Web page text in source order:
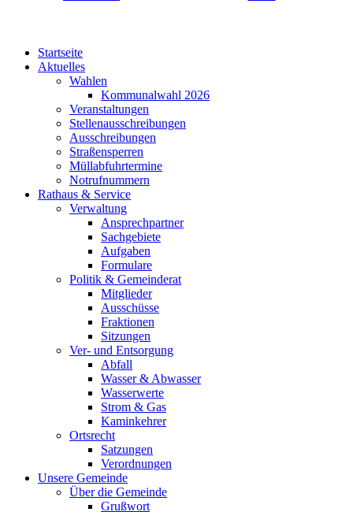
Startseite
Aktuelles
Wahlen
Kommunalwahl 2026
Veranstaltungen
Stellenausschreibungen
Ausschreibungen
Straßensperren
Müllabfuhrtermine
Notrufnummern
Rathaus & Service
Verwaltung
Ansprechpartner
Sachgebiete
Aufgaben
Formulare
Politik & Gemeinderat
Mitglieder
Ausschüsse
Fraktionen
Sitzungen
Ver- und Entsorgung
Abfall
Wasser & Abwasser
Wasserwerte
Strom & Gas
Kaminkehrer
Ortsrecht
Satzungen
Verordnungen
Unsere Gemeinde
Über die Gemeinde
Grußwort